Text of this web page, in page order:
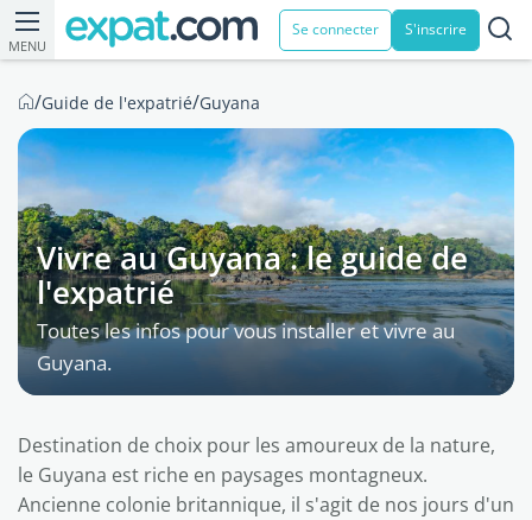
MENU
Se connecter S'inscrire
/Guide de l'expatrié/Guyana
Vivre au Guyana : le guide de
l'expatrié
Toutes les infos pour vous installer et vivre au
Guyana.
Destination de choix pour les amoureux de la nature,
le Guyana est riche en paysages montagneux.
Ancienne colonie britannique, il s'agit de nos jours d'un